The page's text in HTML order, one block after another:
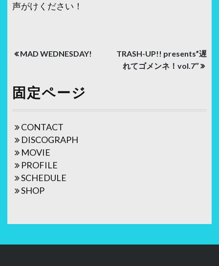
声がけください！
投
ナ
ビ
ゲ
ー
シ
ョ
ン
MAD WEDNESDAY!
TRASH-UP!! presents”遅
れてゴメンネ！vol.7″
固定ページ
CONTACT
DISCOGRAPH
MOVIE
PROFILE
SCHEDULE
SHOP